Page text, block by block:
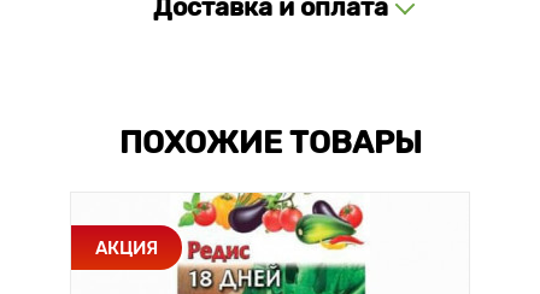
Доставка и оплата
ПОХОЖИЕ ТОВАРЫ
АКЦИЯ